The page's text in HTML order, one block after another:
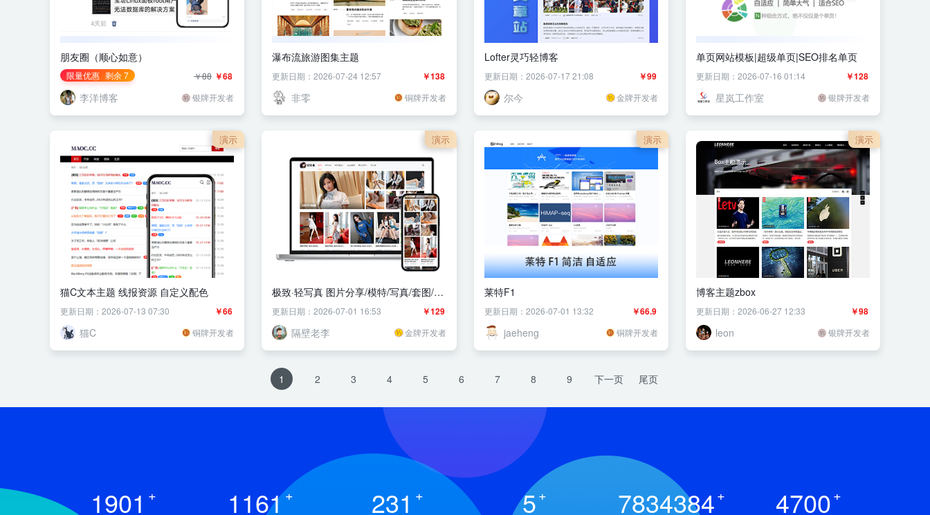
朋友圈（顺心如意）
限量优惠 剩余 7 ￥68
￥88
李洋博客 银牌开发者
瀑布流旅游图集主题
￥138
更新日期：2026-07-24 12:57
非零 铜牌开发者
Lofter灵巧轻博客
￥99
更新日期：2026-07-17 21:08
尔今 金牌开发者
单页网站模板|超级单页|SEO排名单页
￥128
更新日期：2026-07-16 01:14
星岚工作室 银牌开发者
演示
猫C文本主题 线报资源 自定义配色
￥66
更新日期：2026-07-13 07:30
猫C 铜牌开发者
演示
极致·轻写真 图片分享/模特/写真/套图/汉
服
￥129
更新日期：2026-07-01 16:53
隔壁老李 金牌开发者
演示
莱特F1
￥66.9
更新日期：2026-07-01 13:32
jaeheng 铜牌开发者
演示
博客主题zbox
￥98
更新日期：2026-06-27 12:33
leon 银牌开发者
1 2 3 4 5 6 7 8 9 下一页 尾页
1901 + 1161+ 231 + 5+ 7834384+ 4700+